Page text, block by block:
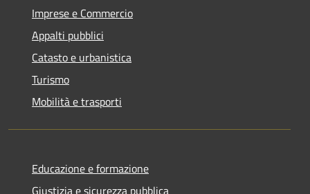
Imprese e Commercio
Appalti pubblici
Catasto e urbanistica
Turismo
Mobilità e trasporti
Educazione e formazione
Giustizia e sicurezza pubblica